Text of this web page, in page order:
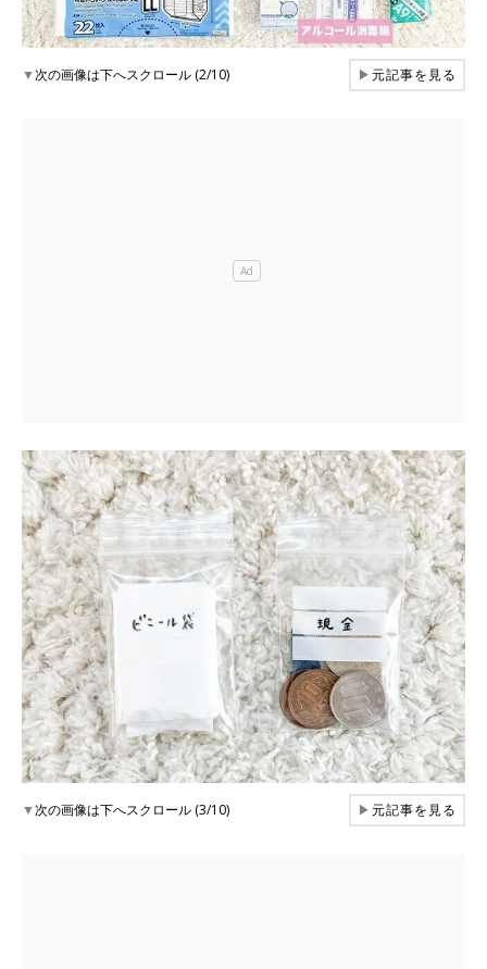
▼次の画像は下へスクロール (2/10) ▶元記事を見る
▼次の画像は下へスクロール (3/10) ▶元記事を見る